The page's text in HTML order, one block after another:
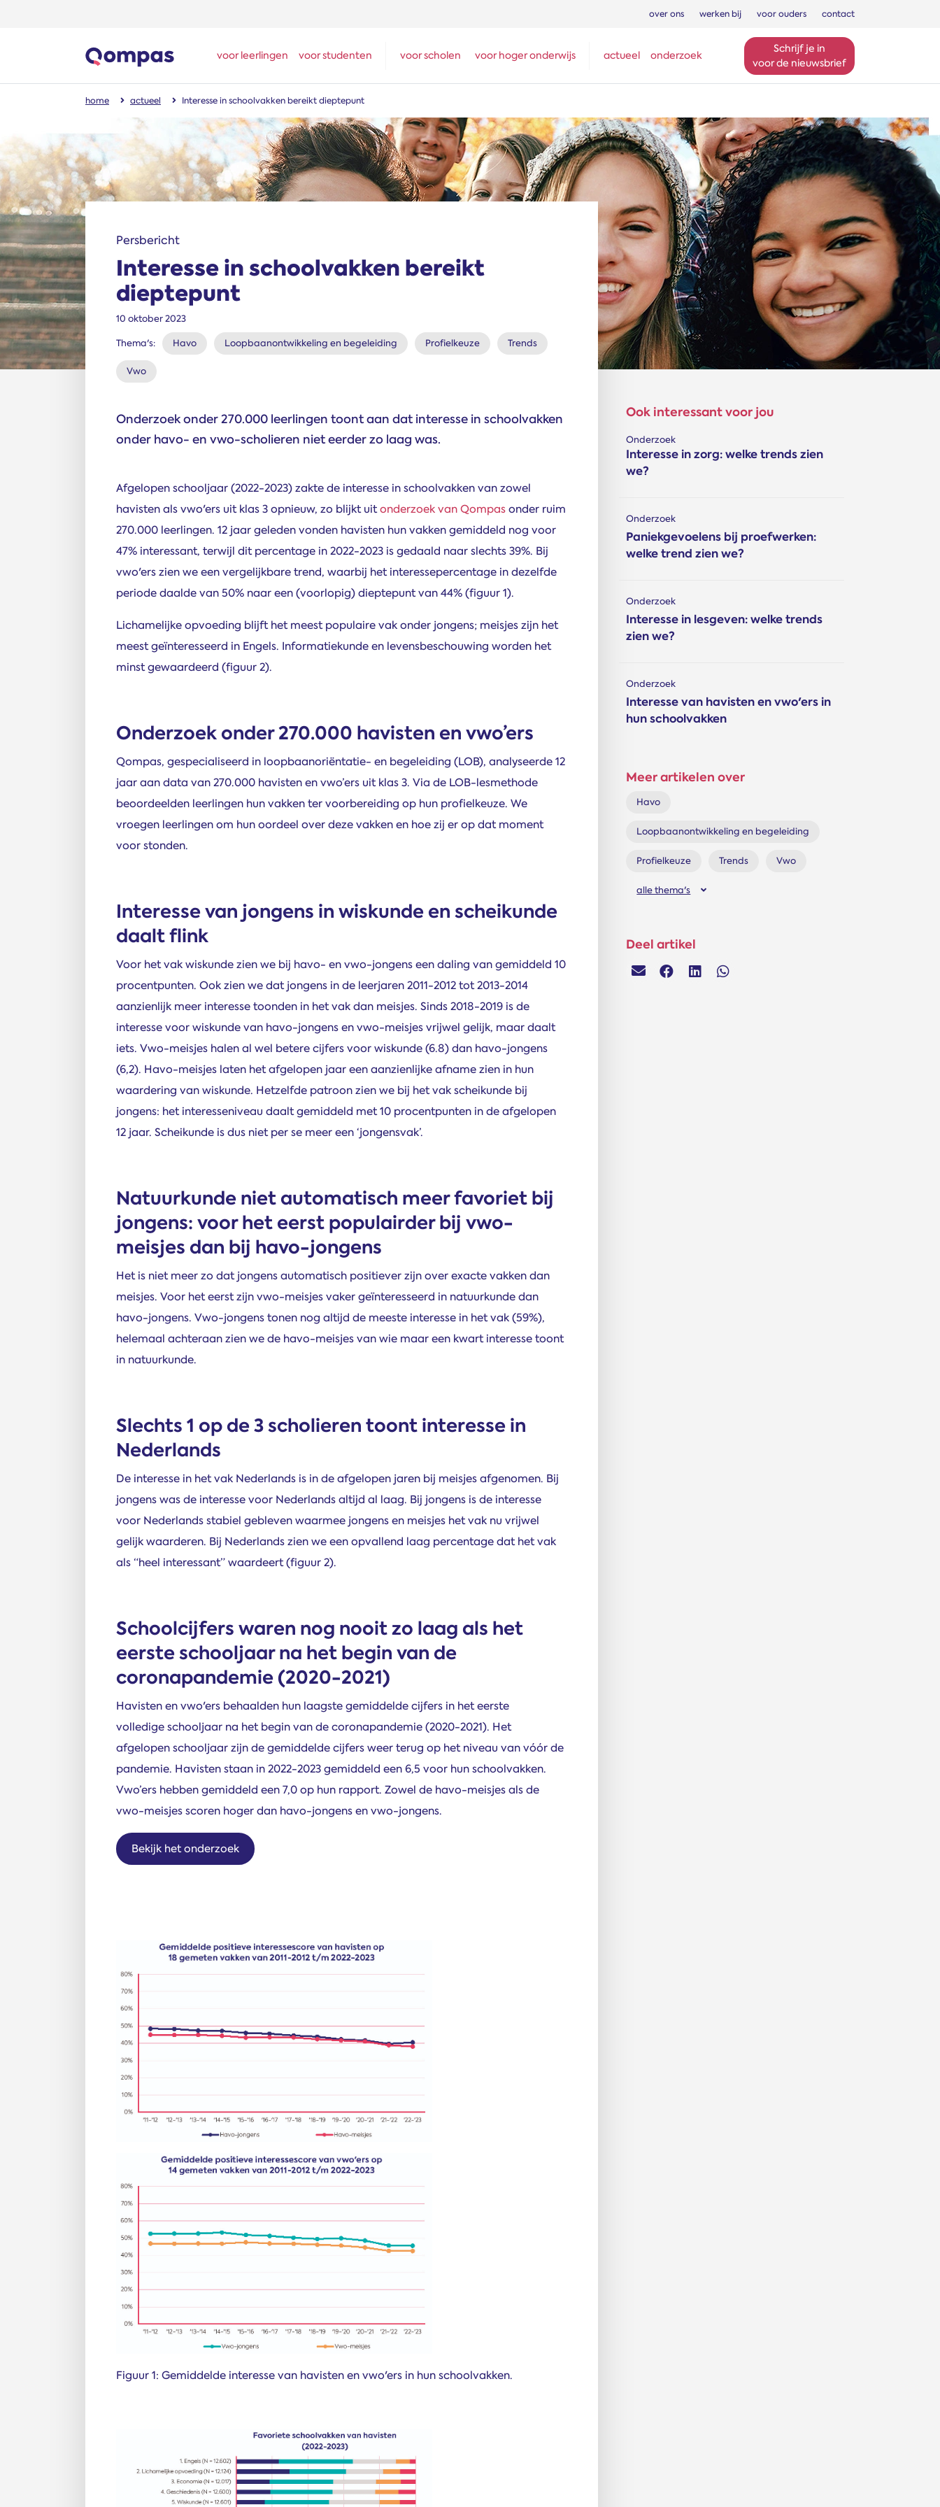
over ons werken bij voor ouders contact
voor leerlingen voor studenten voor scholen voor hoger onderwijs actueel onderzoek
Schrijf je in
voor de nieuwsbrief
home actueel Interesse in schoolvakken bereikt dieptepunt
Persbericht
Interesse in schoolvakken bereikt
dieptepunt
10 oktober 2023
Thema's: Havo Loopbaanontwikkeling en begeleiding Profielkeuze Trends
Vwo
Onderzoek onder 270.000 leerlingen toont aan dat interesse in schoolvakken
onder havo- en vwo-scholieren niet eerder zo laag was.
Afgelopen schooljaar (2022-2023) zakte de interesse in schoolvakken van zowel
havisten als vwo'ers uit klas 3 opnieuw, zo blijkt uitonderzoek van Qompasonder ruim
270.000 leerlingen. 12 jaar geleden vonden havisten hun vakken gemiddeld nog voor
47% interessant, terwijl dit percentage in 2022-2023 is gedaald naar slechts 39%. Bij
vwo'ers zien we een vergelijkbare trend, waarbij het interessepercentage in dezelfde
periode daalde van 50% naar een (voorlopig) dieptepunt van 44% (figuur 1).
Lichamelijke opvoeding blijft het meest populaire vak onder jongens; meisjes zijn het
meest geïnteresseerd in Engels. Informatiekunde en levensbeschouwing worden het
minst gewaardeerd (figuur 2).
Onderzoek onder 270.000 havisten en vwo’ers
Qompas, gespecialiseerd in loopbaanoriëntatie- en begeleiding (LOB), analyseerde 12
jaar aan data van 270.000 havisten en vwo’ers uit klas 3. Via de LOB-lesmethode
beoordeelden leerlingen hun vakken ter voorbereiding op hun profielkeuze. We
vroegen leerlingen om hun oordeel over deze vakken en hoe zij er op dat moment
voor stonden.
Interesse van jongens in wiskunde en scheikunde
daalt flink
Voor het vak wiskunde zien we bij havo- en vwo-jongens een daling van gemiddeld 10
procentpunten. Ook zien we dat jongens in de leerjaren 2011-2012 tot 2013-2014
aanzienlijk meer interesse toonden in het vak dan meisjes. Sinds 2018-2019 is de
interesse voor wiskunde van havo-jongens en vwo-meisjes vrijwel gelijk, maar daalt
iets. Vwo-meisjes halen al wel betere cijfers voor wiskunde (6.8) dan havo-jongens
(6,2). Havo-meisjes laten het afgelopen jaar een aanzienlijke afname zien in hun
waardering van wiskunde. Hetzelfde patroon zien we bij het vak scheikunde bij
jongens: het interesseniveau daalt gemiddeld met 10 procentpunten in de afgelopen
12 jaar. Scheikunde is dus niet per se meer een ‘jongensvak’.
Natuurkunde niet automatisch meer favoriet bij
jongens: voor het eerst populairder bij vwo-
meisjes dan bij havo-jongens
Het is niet meer zo dat jongens automatisch positiever zijn over exacte vakken dan
meisjes. Voor het eerst zijn vwo-meisjes vaker geïnteresseerd in natuurkunde dan
havo-jongens. Vwo-jongens tonen nog altijd de meeste interesse in het vak (59%),
helemaal achteraan zien we de havo-meisjes van wie maar een kwart interesse toont
in natuurkunde.
Slechts 1 op de 3 scholieren toont interesse in
Nederlands
De interesse in het vak Nederlands is in de afgelopen jaren bij meisjes afgenomen. Bij
jongens was de interesse voor Nederlands altijd al laag. Bij jongens is de interesse
voor Nederlands stabiel gebleven waarmee jongens en meisjes het vak nu vrijwel
gelijk waarderen. Bij Nederlands zien we een opvallend laag percentage dat het vak
als “heel interessant” waardeert (figuur 2).
Schoolcijfers waren nog nooit zo laag als het
eerste schooljaar na het begin van de
coronapandemie (2020-2021)
Havisten en vwo'ers behaalden hun laagste gemiddelde cijfers in het eerste
volledige schooljaar na het begin van de coronapandemie (2020-2021). Het
afgelopen schooljaar zijn de gemiddelde cijfers weer terug op het niveau van vóór de
pandemie. Havisten staan in 2022-2023 gemiddeld een 6,5 voor hun schoolvakken.
Vwo’ers hebben gemiddeld een 7,0 op hun rapport. Zowel de havo-meisjes als de
vwo-meisjes scoren hoger dan havo-jongens en vwo-jongens.
Bekijk het onderzoek
Figuur 1: Gemiddelde interesse van havisten en vwo'ers in hun schoolvakken.
Ook interessant voor jou
Onderzoek
Interesse in zorg: welke trends zien
we?
Onderzoek
Paniekgevoelens bij proefwerken:
welke trend zien we?
Onderzoek
Interesse in lesgeven: welke trends
zien we?
Onderzoek
Interesse van havisten en vwo'ers in
hun schoolvakken
Meer artikelen over
Havo
Loopbaanontwikkeling en begeleiding
Profielkeuze Trends Vwo
alle thema's
Deel artikel